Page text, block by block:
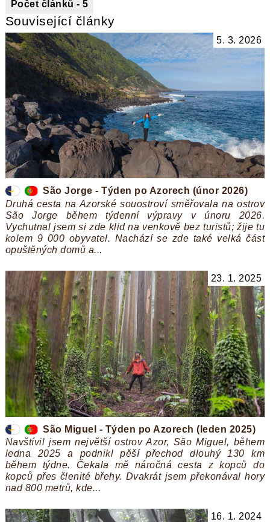
Počet článků - 5
Související články
5. 3. 2026
São Jorge - Týden po Azorech (únor 2026)
Druhá cesta na Azorské souostroví směřovala na ostrov
São Jorge během týdenní výpravy v únoru 2026.
Vychutnal jsem si zde klid na venkově bez turistů; žije tu
kolem 9 000 obyvatel. Nachází se zde také velká část
opuštěných domů a...
23. 1. 2025
São Miguel - Týden po Azorech (leden 2025)
Navštívil jsem největší ostrov Azor, São Miguel, během
ledna 2025 a podnikl pěší přechod dlouhý 130 km
během týdne. Čekala mě náročná cesta z kopců do
kopců přes členité břehy. Dvakrát jsem překonával hory
nad 800 metrů, kde...
16. 1. 2024